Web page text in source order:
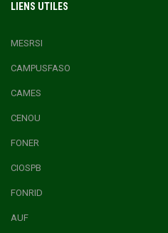
LIENS UTILES
MESRSI
CAMPUSFASO
CAMES
CENOU
FONER
CIOSPB
FONRID
AUF